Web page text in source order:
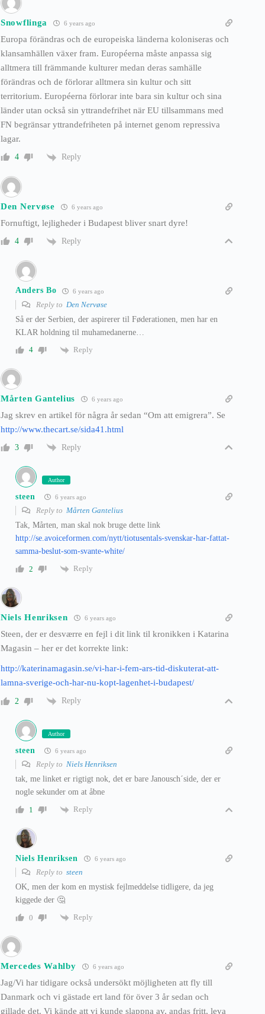
Snowflinga 6 years ago
Europa förändras och de europeiska länderna koloniseras och
klansamhällen växer fram. Européerna måste anpassa sig
alltmera till främmande kulturer medan deras samhälle
förändras och de förlorar alltmera sin kultur och sitt
territorium. Européerna förlorar inte bara sin kultur och sina
länder utan också sin yttrandefrihet när EU tillsammans med
FN begränsar yttrandefriheten på internet genom repressiva
lagar.
4 Reply
Den Nervøse 6 years ago
Fornuftigt, lejligheder i Budapest bliver snart dyre!
4 Reply
Anders Bo 6 years ago
Reply to Den Nervøse
Så er der Serbien, der aspirerer til Føderationen, men har en
KLAR holdning til muhamedanerne…
4
Reply
Mårten Gantelius 6 years ago
Jag skrev en artikel för några år sedan “Om att emigrera”. Se
http://www.thecart.se/sida41.html
3 Reply
Author
steen 6 years ago
Reply to Mårten Gantelius
Tak, Mårten, man skal nok bruge dette link
http://se.avoiceformen.com/nytt/tiotusentals-svenskar-har-fattat-
samma-beslut-som-svante-white/
2
Reply
Niels Henriksen 6 years ago
Steen, der er desværre en fejl i dit link til kronikken i Katarina
Magasin – her er det korrekte link:
http://katerinamagasin.se/vi-har-i-fem-ars-tid-diskuterat-att-
lamna-sverige-och-har-nu-kopt-lagenhet-i-budapest/
2 Reply
Author
steen 6 years ago
Reply to Niels Henriksen
tak, me linket er rigtigt nok, det er bare Janousch´side, der er
nogle sekunder om at åbne
1
Reply
Niels Henriksen 6 years ago
Reply to steen
OK, men der kom en mystisk fejlmeddelse tidligere, da jeg
kiggede der 🤔
0
Reply
Mercedes Wahlby 6 years ago
Jag/Vi har tidigare också undersökt möjligheten att fly till
Danmark och vi gästade ert land för över 3 år sedan och
gillade det. Vi kände att vi kunde slappna av, andas fritt, leva